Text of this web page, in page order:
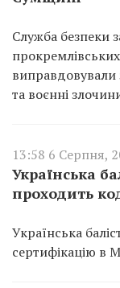
Служба безпеки
прокремлівських
та воєнні
13:58 6 Серпня,
Українська
проходить
Українська
сертифікацію в